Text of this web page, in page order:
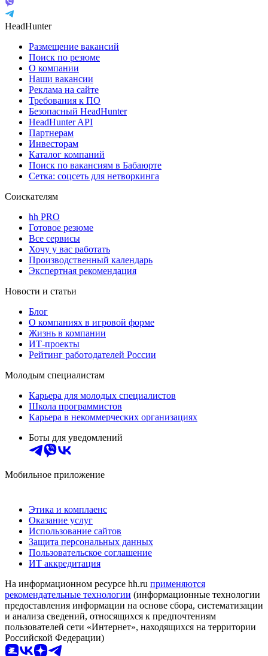
HeadHunter
Размещение вакансий
Поиск по резюме
О компании
Наши вакансии
Реклама на сайте
Требования к ПО
Безопасный HeadHunter
HeadHunter API
Партнерам
Инвесторам
Каталог компаний
Поиск по вакансиям в Бабаюрте
Сетка: соцсеть для нетворкинга
Соискателям
hh PRO
Готовое резюме
Все сервисы
Хочу у вас работать
Производственный календарь
Экспертная рекомендация
Новости и статьи
Блог
О компаниях в игровой форме
Жизнь в компании
ИТ-проекты
Рейтинг работодателей России
Молодым специалистам
Карьера для молодых специалистов
Школа программистов
Карьера в некоммерческих организациях
Боты для уведомлений
Мобильное приложение
Этика и комплаенс
Оказание услуг
Использование сайтов
Защита персональных данных
Пользовательское соглашение
ИТ аккредитация
На информационном ресурсе hh.ru применяются
рекомендательные технологии (информационные технологии
предоставления информации на основе сбора, систематизации
и анализа сведений, относящихся к предпочтениям
пользователей сети «Интернет», находящихся на территории
Российской Федерации)